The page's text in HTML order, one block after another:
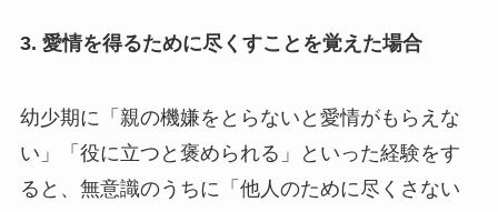
3. 愛情を得るために尽くすことを覚えた場合
幼少期に「親の機嫌をとらないと愛情がもらえな
い」「役に立つと褒められる」といった経験をす
ると、無意識のうちに「他人のために尽くさない